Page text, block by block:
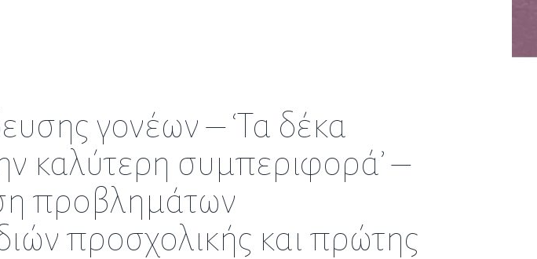
γονέων – ‘Τα δέκα
καλύτερη συμπεριφορά’ –
προβλημάτων
προσχολικής και πρώτης